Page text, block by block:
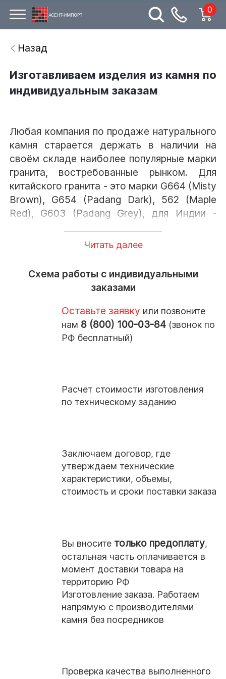
0
Назад
Изготавливаем изделия из камня по
индивидуальным заказам
Любая компания по продаже натурального
камня старается держать в наличии на
своём складе наиболее популярные марки
гранита, востребованные рынком. Для
китайского гранита - это марки G664 (Misty
Brown), G654 (Padang Dark), 562 (Maple
Red), G603 (Padang Grey), для Индии -
продиктован рынком. Например, для
гранитной плитки это 600*300 и 600*600
мм, толщиной 18 или 30 мм. Для гранитной
брусчатки 100*100 и 200*100 толщиной 30,
40 и 50 мм. Для гранитного бордюра это
300*150*1000 мм (дорожный бордюр) и
привезти камень под индивидуальные
характеристики, так как у него уже есть
такие заказы всегда представляют
особый интерес, и мы погружаемся вместе
с клиентом в детали проекта. Благодаря
тому, что работаем мы без посредников,
предоставить вам все возможные
варианты минимизации цены камня по
Для просчета заказа необходимо
иметь подробные чертежи изделий,
которые необходимо изготовить,
чтобы у производителей также была
Читать далее
Схема работы с индивидуальными
заказами
Оставьте заявку или позвоните
нам 8 (800) 100-03-84(звонок по
РФ бесплатный)
Расчет стоимости изготовления
по техническому заданию
Заключаем договор, где
утверждаем технические
характеристики, объемы,
стоимость и сроки поставки заказа
Вы вносите только предоплату,
остальная часть оплачивается в
момент доставки товара на
территорию РФ
Изготовление заказа. Работаем
напрямую с производителями
камня без посредников
Проверка качества выполненного